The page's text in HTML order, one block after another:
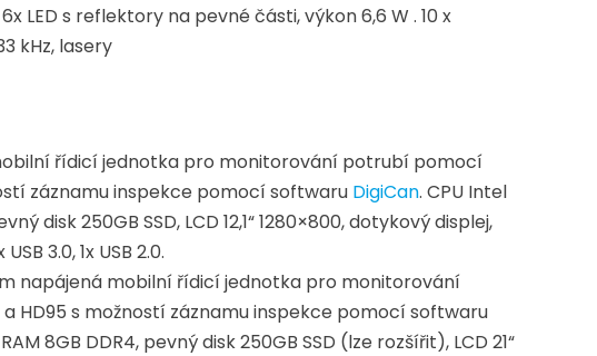
LED s reflektory na pevné části, výkon 6,6 W . 10 x
kHz, lasery
řídicí jednotka pro monitorování potrubí pomocí
záznamu inspekce pomocí softwaru DigiCan. CPU Intel
disk 250GB SSD, LCD 12,1“ 1280×800, dotykový displej,
3.0, 1x USB 2.0.
napájená mobilní řídicí jednotka pro monitorování
HD95 s možností záznamu inspekce pomocí softwaru
8GB DDR4, pevný disk 250GB SSD (lze rozšířit), LCD 21“